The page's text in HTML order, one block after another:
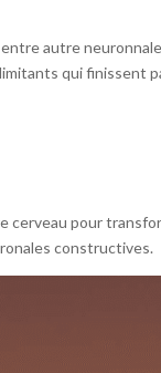
autre
qui finissent
cerveau pour
constructives.